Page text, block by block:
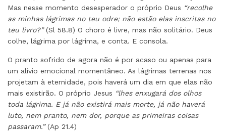
Mas nesse momento desesperador o próprio Deus “recolhe
as minhas lágrimas no teu odre; não estão elas inscritas no
teu livro?”(Sl 58.8) O choro é livre, mas não solitário. Deus
colhe, lágrima por lágrima, e conta. E consola.
O pranto sofrido de agora não é por acaso ou apenas para
um alívio emocional momentâneo. As lágrimas terrenas nos
projetam à eternidade, pois haverá um dia em que elas não
mais existirão. O próprio Jesus “lhes enxugará dos olhos
toda lágrima. E já não existirá mais morte, já não haverá
luto, nem pranto, nem dor, porque as primeiras coisas
passaram.”(Ap 21.4)